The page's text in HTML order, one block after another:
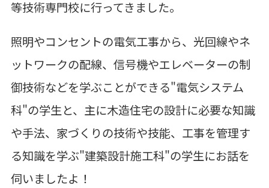
等技術専門校に行ってきました。
照明やコンセントの電気工事から、光回線やネ
ットワークの配線、信号機やエレベーターの制
御技術などを学ぶことができる"電気システム
科"の学生と、主に木造住宅の設計に必要な知識
や手法、家づくりの技術や技能、工事を管理す
る知識を学ぶ"建築設計施工科"の学生にお話を
伺いましたよ！